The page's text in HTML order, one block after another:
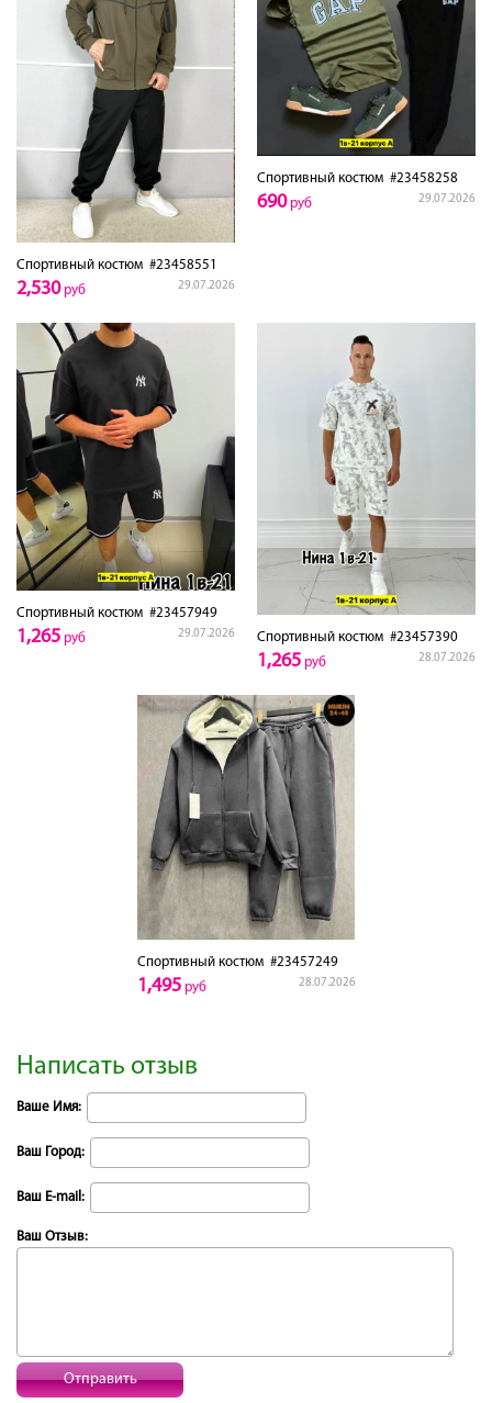
Спортивный костюм #23458551
29.07.2026
2,530руб
Спортивный костюм #23458258
29.07.2026
690руб
Спортивный костюм #23457949
29.07.2026
1,265 руб Спортивный костюм #23457390
28.07.2026
1,265 руб
Спортивный костюм#23457249
28.07.2026
1,495руб
Написать отзыв
Ваше Имя:
Ваш Город:
Ваш E-mail:
Ваш Отзыв:
Отправить